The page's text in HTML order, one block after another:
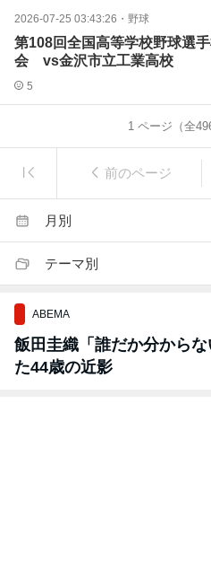
2026-07-25 03:43:26 ・ 野球
第108回全国高等学校野球選
会 vs金沢市立工業高校
5
1 ページ（全
前のページ
月別
テーマ別
ABEMA
飯田圭織「誰だか分からな
た44歳の近影